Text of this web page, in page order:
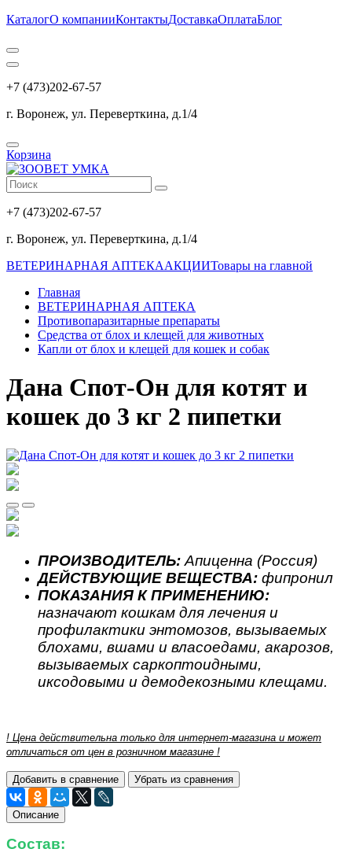
КаталогО компанииКонтактыДоставкаОплатаБлог
+7 (473)202-67-57
г. Воронеж, ул. Переверткина, д.1/4
Корзина
+7 (473)202-67-57
г. Воронеж, ул. Переверткина, д.1/4
ВЕТЕРИНАРНАЯ АПТЕКААКЦИИТовары на главной
Главная
ВЕТЕРИНАРНАЯ АПТЕКА
Противопаразитарные препараты
Средства от блох и клещей для животных
Капли от блох и клещей для кошек и собак
Дана Спот-Он для котят и
кошек до 3 кг 2 пипетки
ПРОИЗВОДИТЕЛЬ: Апиценна (Россия)
ДЕЙСТВУЮЩИЕ ВЕЩЕСТВА: фипронил
ПОКАЗАНИЯ К ПРИМЕНЕНИЮ:
назначают кошкам для лечения и
профилактики энтомозов, вызываемых
блохами, вшами и власоедами, акарозов,
вызываемых саркоптоидными,
иксодовыми и демодекозными клещами.
! Цена действительна только для интернет-магазина и может
отличаться от цен в розничном магазине !
Добавить в сравнение Убрать из сравнения
Описание
Состав: